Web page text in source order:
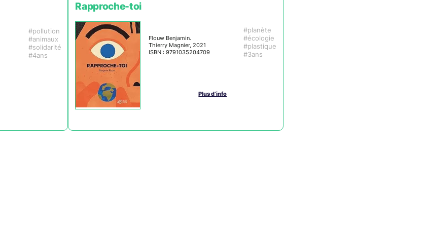
pollution
animaux
solidarité
4ans
Rapproche-toi
Flouw Benjamin.
Thierry Magnier, 2021
ISBN : 9791035204709
planète
écologie
plastique
3ans
Plus d’info